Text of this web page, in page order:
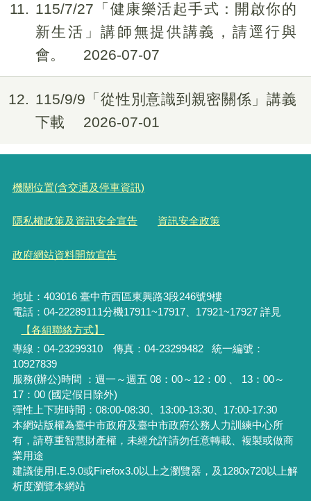
11
115/7/27「健康樂活起手式：開啟你的
新生活」講師無提供講義，請逕行與
會。
2026-07-07
12
115/9/9「從性別意識到親密關係」講義
下載
2026-07-01
機關位置(含交通及停車資訊)
隱私權政策及資訊安全宣告 資訊安全政策
政府網站資料開放宣告
地址：403016 臺中市西區東興路3段246號9樓
電話：04-22289111分機17911~17917、17921~17927 詳見
【各組聯絡方式】
專線：04-23299310 傳真：04-23299482 統一編號：
10927839
服務(辦公)時間 ：週一～週五 08：00～12：00 、 13：00～
17：00 (國定假日除外)
彈性上下班時間：08:00-08:30、13:00-13:30、17:00-17:30
本網站版權為臺中市政府及臺中市政府公務人力訓練中心所
有，請尊重智慧財產權，未經允許請勿任意轉載、複製或做商
業用途
建議使用I.E.9.0或Firefox3.0以上之瀏覽器，及1280x720以上解
析度瀏覽本網站